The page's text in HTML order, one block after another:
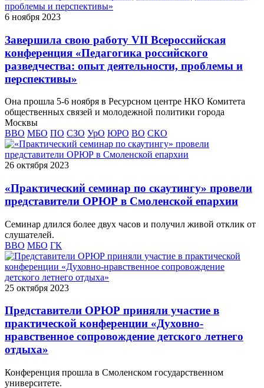
6 ноября 2023
Завершила свою работу VII Всероссийская
конференция «Педагогика российского
разведчества: опыт деятельности, проблемы и
перспективы»
Она прошла 5-6 ноября в Ресурсном центре НКО Комитета
общественных связей и молодежной политики города
Москвы
ВВО МБО ПО СЗО УрО ЮРО ВО СКО
26 октября 2023
«Практический семинар по скаутингу» провели
представители ОРЮР в Смоленской епархии
Семинар длился более двух часов и получил живой отклик от
слушателей.
ВВО МБО ГК
25 октября 2023
Представители ОРЮР приняли участие в
практической конференции «Духовно-
нравственное сопровождение детского летнего
отдыха»
Конференция прошла в Смоленском государственном
университете.